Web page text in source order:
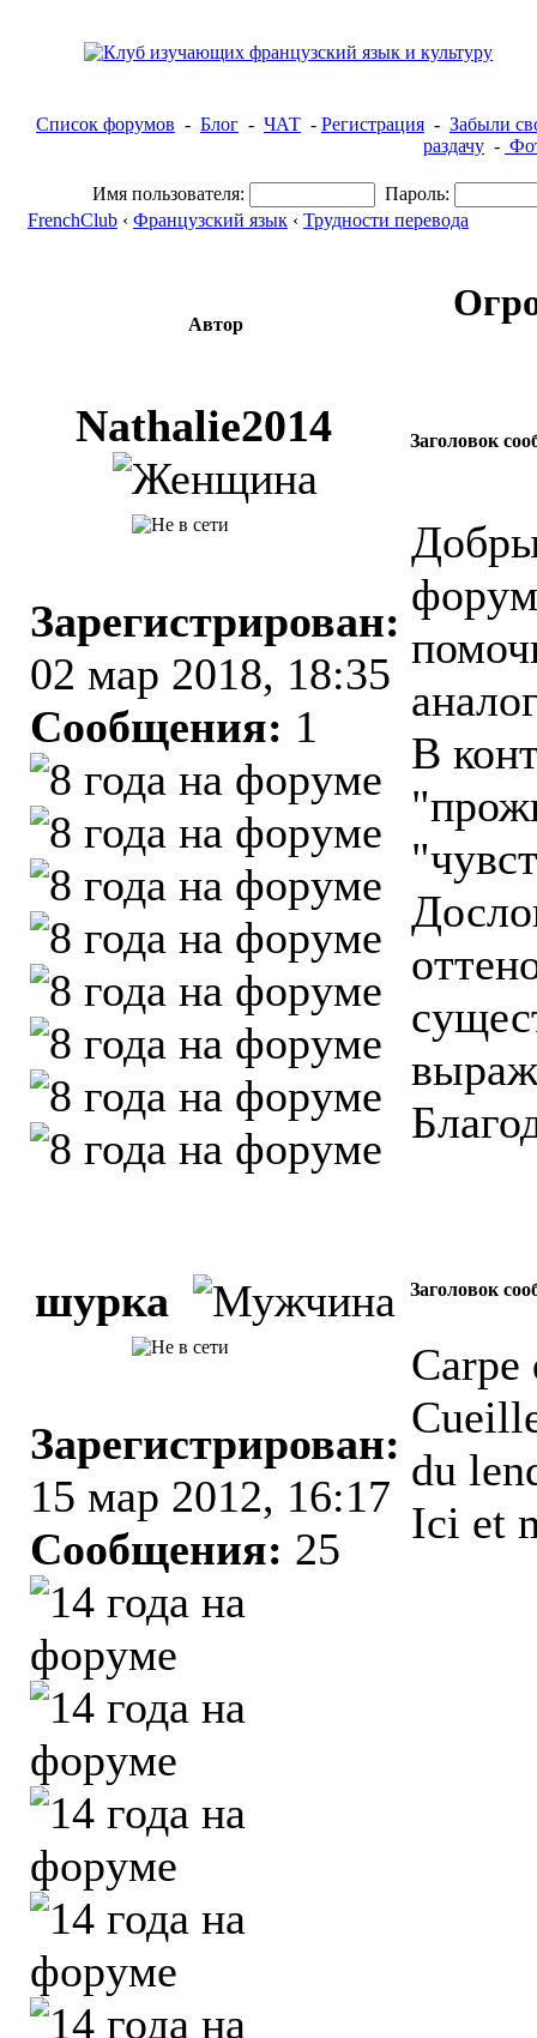
Список форумов - Блог - ЧАТ - Регистрация - Забыли
раздачу -
Имя пользователя:
Пароль:
FrenchClub ‹ Французский язык ‹ Трудности перевода
Автор
Nathalie2014 Заголовок
Зарегистрирован:
02 мар 2018, 18:35
Сообщения: 1
В
шурка Заголовок
Зарегистрирован:
15 мар 2012, 16:17
Сообщения: 25
du
Ici et